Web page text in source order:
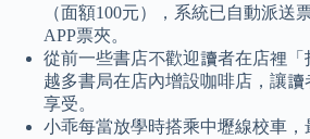
（面額100元），系統已自動派送
APP票夾。
從前一些書店不歡迎讀者在店裡
越多書局在店內增設咖啡店，讓
享受。
小乖每當放學時搭乘中壢線校車